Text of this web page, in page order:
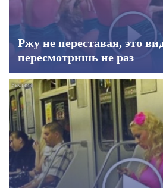
Ржу не переставая, это
пересмотришь не раз